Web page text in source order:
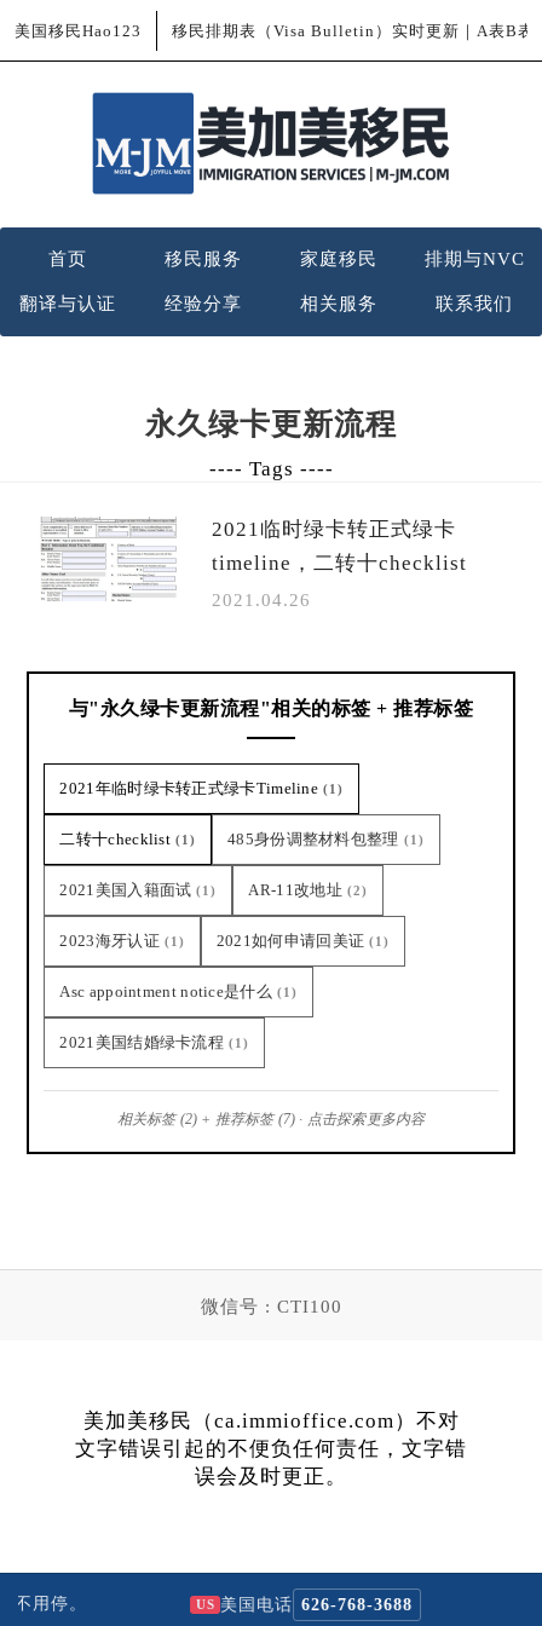
美国移民Hao123 移民排期表（Visa Bulletin）实时更新｜A表B表
用停。 US 美国电话 626-768-3688
首页 移民服务 家庭移民 排期与NVC
翻译与认证 经验分享 相关服务 联系我们
永久绿卡更新流程
---- Tags ----
2021临时绿卡转正式绿卡
timeline，二转十checklist
2021.04.26
与"永久绿卡更新流程"相关的标签 + 推荐标签
2021年临时绿卡转正式绿卡Timeline (1)
二转十checklist (1) 485身份调整材料包整理 (1)
2021美国入籍面试 (1) AR-11改地址 (2)
2023海牙认证 (1) 2021如何申请回美证 (1)
Asc appointment notice是什么 (1)
2021美国结婚绿卡流程 (1)
相关标签 (2) + 推荐标签 (7) · 点击探索更多内容
微信号 : CTI100
美加美移民（ca.immioffice.com）不对
文字错误引起的不便负任何责任，文字错
误会及时更正。